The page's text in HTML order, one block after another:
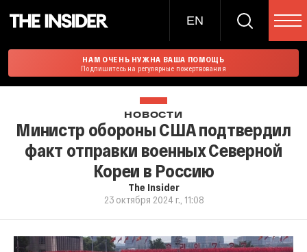
EN
НАМ ОЧЕНЬ НУЖНА ВАША ПОМОЩЬ
Подпишитесь на регулярные пожертвования
НОВОСТИ
Министр обороны США подтвердил
факт отправки военных Северной
Кореи в Россию
The Insider
23 октября 2024 г., 11:08